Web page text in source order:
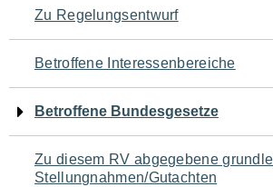
den
Seiteninhalt
Zu Regelungsentwurf
Betroffene Interessenbereiche
Betroffene Bundesgesetze
Zu diesem RV abgegebene
Stellungnahmen/Gutachten